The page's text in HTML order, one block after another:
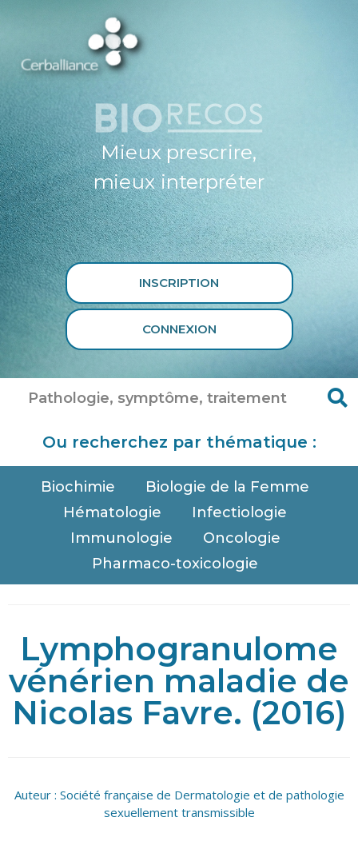
Mieux prescrire,
mieux interpréter
INSCRIPTION
CONNEXION
Ou recherchez par thématique :
Biochimie
Biologie de la Femme
Hématologie
Infectiologie
Immunologie
Oncologie
Pharmaco-toxicologie
Lymphogranulome
vénérien maladie de
Nicolas Favre. (2016)
Auteur : Société française de Dermatologie et de pathologie
sexuellement transmissible